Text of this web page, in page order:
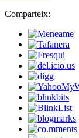
Comparteix: